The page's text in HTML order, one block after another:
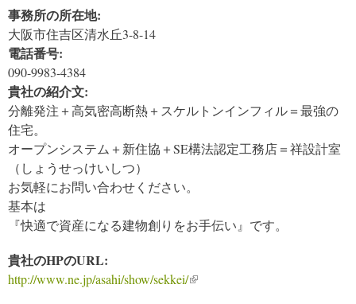
事務所の所在地:
大阪市住吉区清水丘3-8-14
電話番号:
090-9983-4384
貴社の紹介文:
分離発注＋高気密高断熱＋スケルトンインフィル＝最強の
住宅。
オープンシステム＋新住協＋SE構法認定工務店＝祥設計室
（しょうせっけいしつ）
お気軽にお問い合わせください。
基本は
『快適で資産になる建物創りをお手伝い』です。
貴社のHPのURL:
http://www.ne.jp/asahi/show/sekkei/(link is external)